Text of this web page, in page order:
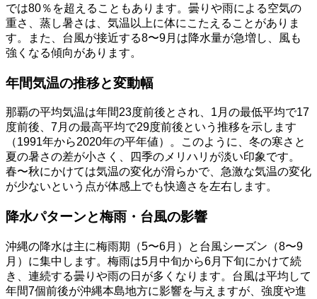
では80％を超えることもあります。曇りや雨による空気の
重さ、蒸し暑さは、気温以上に体にこたえることがありま
す。また、台風が接近する8〜9月は降水量が急増し、風も
強くなる傾向があります。
年間気温の推移と変動幅
那覇の平均気温は年間23度前後とされ、1月の最低平均で17
度前後、7月の最高平均で29度前後という推移を示します
（1991年から2020年の平年値）。このように、冬の寒さと
夏の暑さの差が小さく、四季のメリハリが淡い印象です。
春〜秋にかけては気温の変化が滑らかで、急激な気温の変化
が少ないという点が体感上でも快適さを左右します。
降水パターンと梅雨・台風の影響
沖縄の降水は主に梅雨期（5〜6月）と台風シーズン（8〜9
月）に集中します。梅雨は5月中旬から6月下旬にかけて続
き、連続する曇りや雨の日が多くなります。台風は平均して
年間7個前後が沖縄本島地方に影響を与えますが、強度や進